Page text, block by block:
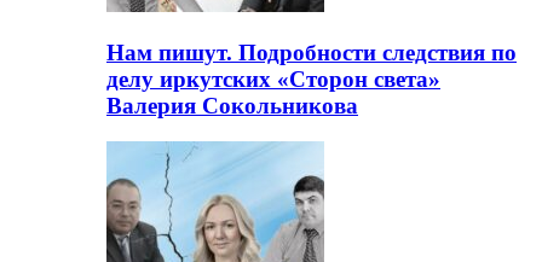
Нам пишут. Подробности следствия по
делу иркутских «Сторон света»
Валерия Сокольникова